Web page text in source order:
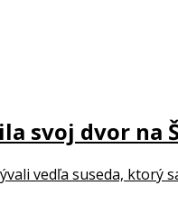
svoj dvor na
vedľa suseda, ktorý